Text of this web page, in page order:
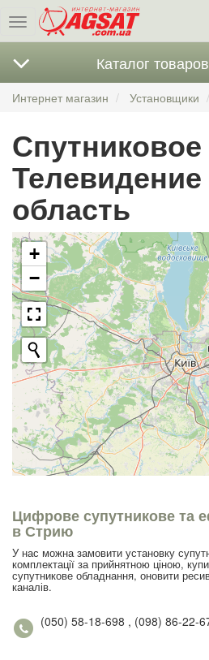
Меню
Каталог товаров
Интернет магазин Установщики
Спутниковое
область
+
−
Цифрове супутникове та
в Стрию
У нас можна замовити установку
комплектації за прийнятною ціною,
супутникове обладнання, оновити
каналів.
(050) 58-18-698 , (098) 86-22-